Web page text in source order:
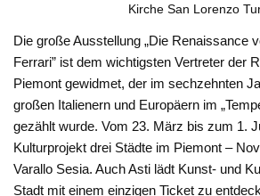
Kirche San Lorenzo
Die große Ausstellung „Die Renaissance
Ferrari” ist dem wichtigsten Vertreter der
Piemont gewidmet, der im sechzehnten
großen Italienern und Europäern im
gezählt wurde. Vom 23. März bis zum 1.
Kulturprojekt drei Städte im Piemont –
Varallo Sesia. Auch Asti lädt Kunst- und
Stadt mit einem einzigen Ticket zu